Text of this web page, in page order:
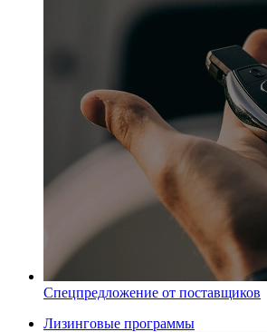
Спецпредложение от поставщиков
Лизинговые программы